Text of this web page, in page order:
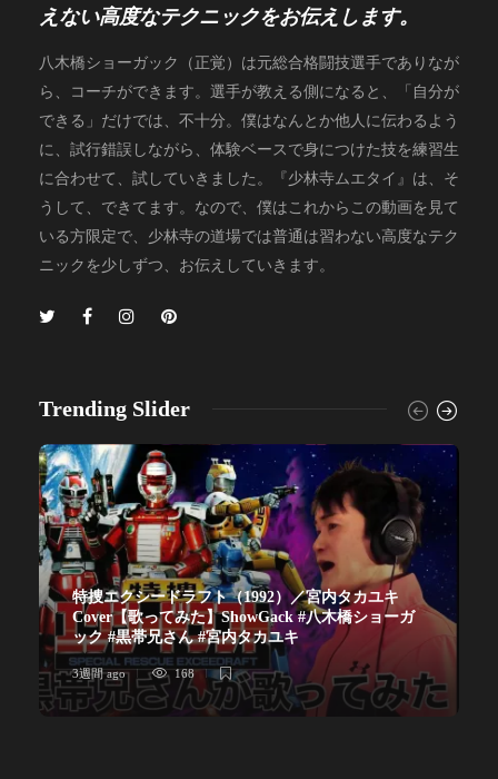
えない高度なテクニックをお伝えします。
八木橋ショーガック（正覚）は元総合格闘技選手でありなが
ら、コーチができます。選手が教える側になると、「自分が
できる」だけでは、不十分。僕はなんとか他人に伝わるよう
に、試行錯誤しながら、体験ベースで身につけた技を練習生
に合わせて、試していきました。『少林寺ムエタイ』は、そ
うして、できてます。なので、僕はこれからこの動画を見て
いる方限定で、少林寺の道場では普通は習わない高度なテク
ニックを少しずつ、お伝えしていきます。
Trending Slider
特捜エクシードラフト（1992）／宮内タカユキ
Cover【歌ってみた】ShowGack #八木橋ショーガ
ック #黒帯兄さん #宮内タカユキ
3週間 ago 168